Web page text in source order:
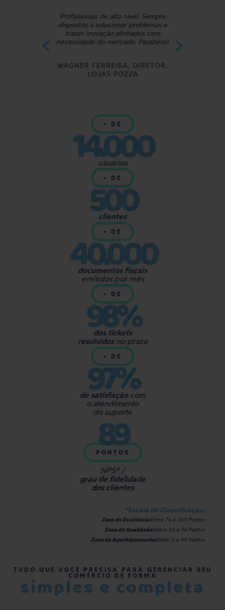
timeless of
Profissionais de alto nível. Sempre
dispostos a solucionar problemas e
trazer inovação alinhados com
necessidade do mercado. Parabéns!
WAGNER FERREIRA, DIRETOR,
LOJAS POZZA
+ DE
14.000
usuários
+ DE
500
clientes
+ DE
40.000
documentos fiscais
emitidos por mês
+ DE
98%
dos tickets
resolvidosno prazo
+ DE
97%
de satisfaçãocom
o atendimento
do suporte
PONTOS
89
NPS* /
grau de fidelidade
dos clientes
*Escala de Classificação:
Zona de Excelência:Entre 75 e 100 Pontos
Zona de Qualidade:Entre 50 e 74 Pontos
Zona de Aperfeiçoamento:Entre 0 e 49 Pontos
TUDO QUE VOCÊ PRECISA PARA GERENCIAR SEU
COMÉRCIO DE FORMA
simples e completa